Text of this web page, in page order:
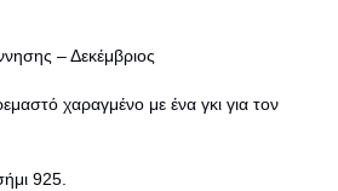
– Δεκέμβριος
χαραγμένο με ένα γκι για τον
925.